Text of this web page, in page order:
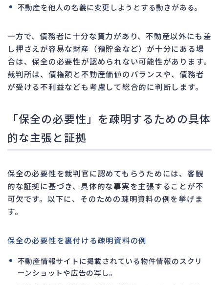
不動産を他人の名義に変更しようとする動きがある。
一方で、債務者に十分な資力があり、不動産以外にも差
し押さえが容易な財産（預貯金など）が十分にある場
合は、保全の必要性が認められない可能性があります。
裁判所は、債権額と不動産価値のバランスや、債務者
が受ける不利益なども考慮して総合的に判断します。
「保全の必要性」を疎明するための具体
的な主張と証拠
保全の必要性を裁判官に認めてもらうためには、客観
的な証拠に基づき、具体的な事実を主張することが不
可欠です。以下に、そのための疎明資料の例を挙げま
す。
保全の必要性を裏付ける疎明資料の例
不動産情報サイトに掲載されている物件情報のスクリ
ーンショットや広告の写し。